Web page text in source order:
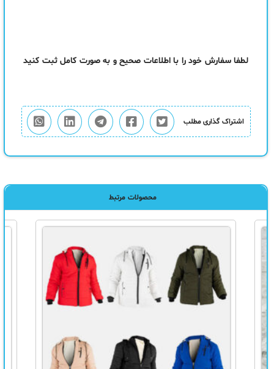
لطفا سفارش خود را با اطلاعات صحیح و به صورت کامل ثبت کنید
اشتراک گذاری مطلب
محصولات مرتبط